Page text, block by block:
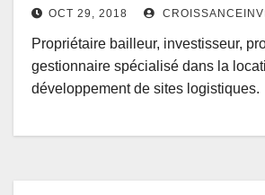
OCT 29, 2018
Propriétaire bailleur, investisseur,
gestionnaire spécialisé dans la
développement de sites logistiques.